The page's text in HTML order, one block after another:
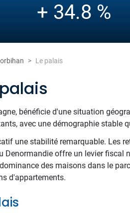
+ 34.8 %
Le palais
bénéficie d'une situation
avec une démographie stable
une stabilité remarquable. Les
Denormandie offre un levier fiscal
des maisons dans le
d'appartements.